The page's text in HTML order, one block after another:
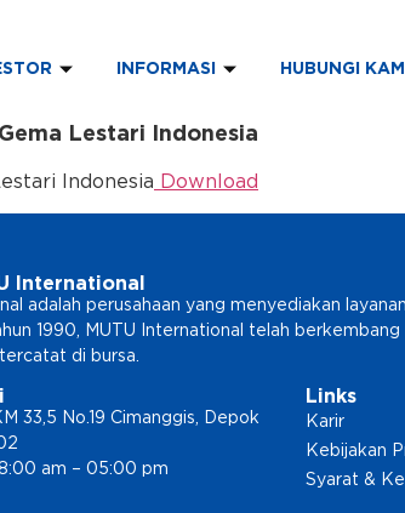
INFORMASI HUBUNGI KAMI
Lestari Indonesia
Indonesia Download
International
adalah perusahaan yang menyediakan
1990, MUTU International telah
di bursa.
33,5 No.19 Cimanggis, Depok
am – 05:00 pm
Links
Karir
Kebijakan
Syarat &